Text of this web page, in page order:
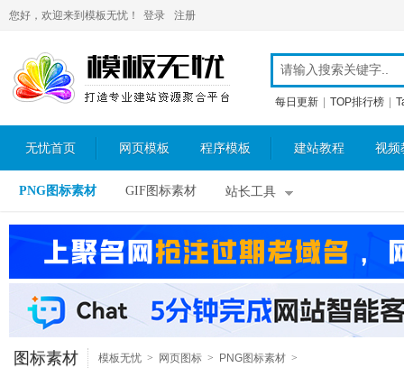
您好，欢迎来到模板无忧！ 登录 注册
每日更新 TOP排行榜
无忧首页 网页模板 程序模板 建站教程 视频
PNG图标素材 GIF图标素材 站长工具
图标素材 模板无忧 > 网页图标 > PNG图标素材 >